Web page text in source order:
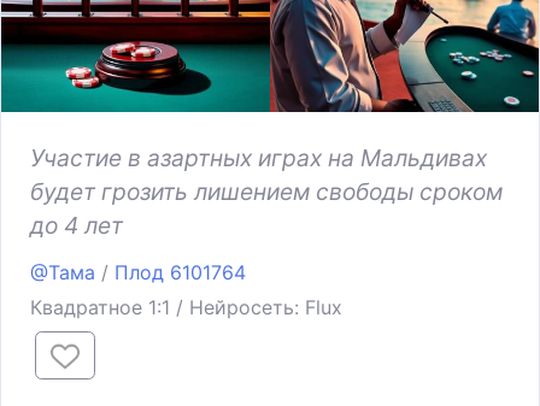
Участие в азартных играх на Мальдивах
будет грозить лишением свободы сроком
до 4 лет
@Тама / Плод 6101764
Квадратное 1:1 / Нейросеть: Flux